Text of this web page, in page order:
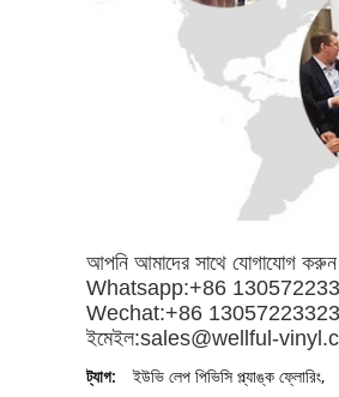
আপনি আমাদের সাথে যোগাযোগ
Whatsapp:+86
Wechat:+86 13057223323
ইমেইল:sales@wellful-
ট্যাগ: ইউভি লেপ পিভিসি প্ল্যাঙ্ক ফ্লোরিং,